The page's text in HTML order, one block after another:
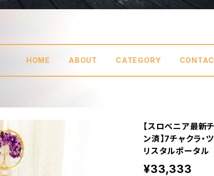
HOME ABOUT CATEGORY
【スロベニア最新
ン済】7チャクラ・
リスタルポータル
¥33,333